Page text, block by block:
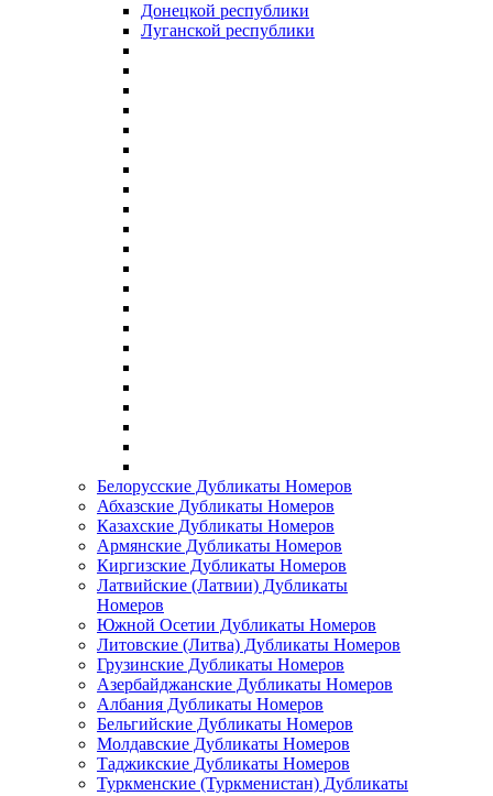
Донецкой республики
Луганской республики
Белорусские Дубликаты Номеров
Абхазские Дубликаты Номеров
Казахские Дубликаты Номеров
Армянские Дубликаты Номеров
Киргизские Дубликаты Номеров
Латвийские (Латвии) Дубликаты
Номеров
Южной Осетии Дубликаты Номеров
Литовские (Литва) Дубликаты Номеров
Грузинские Дубликаты Номеров
Азербайджанские Дубликаты Номеров
Албания Дубликаты Номеров
Бельгийские Дубликаты Номеров
Молдавские Дубликаты Номеров
Таджикские Дубликаты Номеров
Туркменские (Туркменистан) Дубликаты